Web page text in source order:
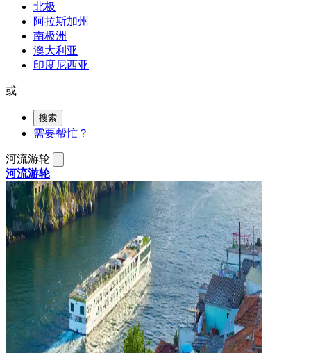
北极
阿拉斯加州
南极洲
澳大利亚
印度尼西亚
或
搜索
需要帮忙？
河流游轮
河流游轮